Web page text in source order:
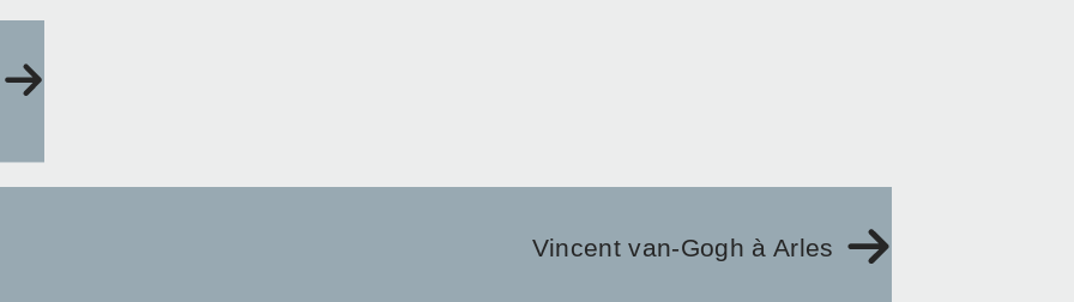
Vincent van-Gogh à Arles